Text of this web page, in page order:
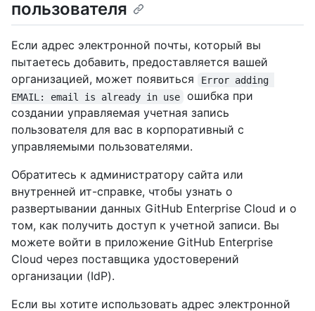
пользователя
Если адрес электронной почты, который вы
пытаетесь добавить, предоставляется вашей
организацией, может появиться
Error adding
EMAIL: email is already in use
ошибка при
создании управляемая учетная запись
пользователя для вас в корпоративный с
управляемыми пользователями.
Обратитесь к администратору сайта или
внутренней ит-справке, чтобы узнать о
развертывании данных GitHub Enterprise Cloud и о
том, как получить доступ к учетной записи. Вы
можете войти в приложение GitHub Enterprise
Cloud через поставщика удостоверений
организации (IdP).
Если вы хотите использовать адрес электронной